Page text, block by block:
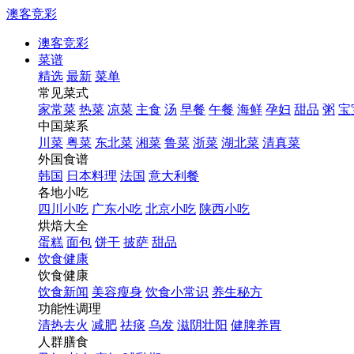
澳客竞彩
澳客竞彩
菜谱
精选 最新 菜单
常见菜式
家常菜 热菜 凉菜 主食 汤 早餐 午餐 海鲜 孕妇 甜品 粥 宝
中国菜系
川菜 粤菜 东北菜 湘菜 鲁菜 浙菜 湖北菜 清真菜
外国食谱
韩国 日本料理 法国 意大利餐
各地小吃
四川小吃 广东小吃 北京小吃 陕西小吃
烘焙大全
蛋糕 面包 饼干 披萨 甜品
饮食健康
饮食健康
饮食新闻 美容瘦身 饮食小常识 养生秘方
功能性调理
清热去火 减肥 祛痰 乌发 滋阴壮阳 健脾养胃
人群膳食